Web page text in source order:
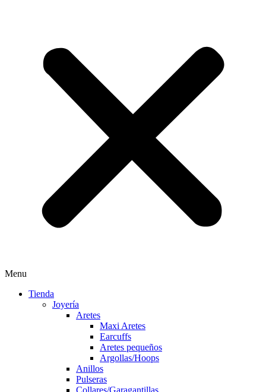
Menu
Tienda
Joyería
Aretes
Maxi Aretes
Earcuffs
Aretes pequeños
Argollas/Hoops
Anillos
Pulseras
Collares/Garagantillas